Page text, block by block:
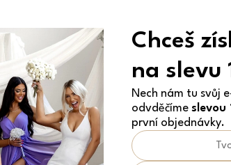
Chceš
na slevu
Nech nám tu svůj
odvděčíme slevou
první objednávky.